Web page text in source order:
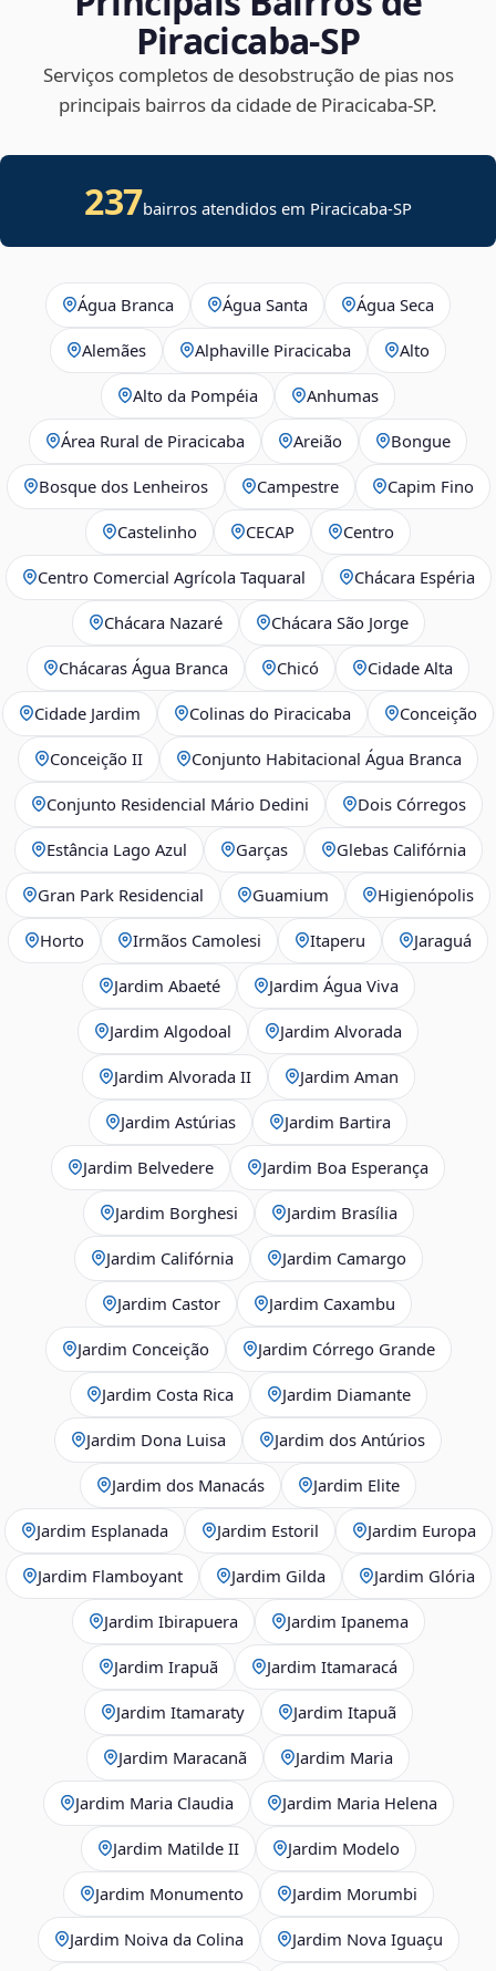
Piracicaba‑SP
Serviços completos de desobstrução de pias nos
principais bairros da cidade de Piracicaba‑SP.
237bairros atendidos em Piracicaba-SP
Água Branca Água Santa Água Seca
Alemães Alphaville Piracicaba Alto
Alto da Pompéia Anhumas
Área Rural de Piracicaba Areião Bongue
Bosque dos Lenheiros Campestre Capim Fino
Castelinho CECAP Centro
Centro Comercial Agrícola Taquaral Chácara Espéria
Chácara Nazaré Chácara São Jorge
Chácaras Água Branca Chicó Cidade Alta
Cidade Jardim Colinas do Piracicaba Conceição
Conceição II Conjunto Habitacional Água Branca
Conjunto Residencial Mário Dedini Dois Córregos
Estância Lago Azul Garças Glebas Califórnia
Gran Park Residencial Guamium Higienópolis
Horto Irmãos Camolesi Itaperu Jaraguá
Jardim Abaeté Jardim Água Viva
Jardim Algodoal Jardim Alvorada
Jardim Alvorada II Jardim Aman
Jardim Astúrias Jardim Bartira
Jardim Belvedere Jardim Boa Esperança
Jardim Borghesi Jardim Brasília
Jardim Califórnia Jardim Camargo
Jardim Castor Jardim Caxambu
Jardim Conceição Jardim Córrego Grande
Jardim Costa Rica Jardim Diamante
Jardim Dona Luisa Jardim dos Antúrios
Jardim dos Manacás Jardim Elite
Jardim Esplanada Jardim Estoril Jardim Europa
Jardim Flamboyant Jardim Gilda Jardim Glória
Jardim Ibirapuera Jardim Ipanema
Jardim Irapuã Jardim Itamaracá
Jardim Itamaraty Jardim Itapuã
Jardim Maracanã Jardim Maria
Jardim Maria Claudia Jardim Maria Helena
Jardim Matilde II Jardim Modelo
Jardim Monumento Jardim Morumbi
Jardim Noiva da Colina Jardim Nova Iguaçu